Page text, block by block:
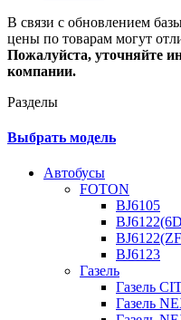
В связи с обновлением
цены по товарам могут
Пожалуйста, уточняйте
компании.
Разделы
Выбрать модель
Автобусы
FOTON
BJ6105
BJ6123
Газель
Газель
Газель